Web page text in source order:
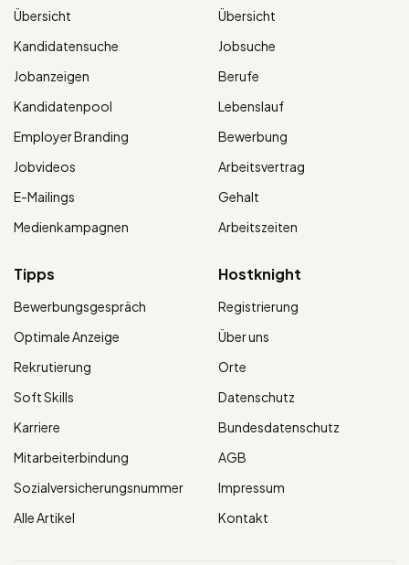
Übersicht
Kandidatensuche
Jobanzeigen
Kandidatenpool
Employer Branding
Jobvideos
E-Mailings
Medienkampagnen
Übersicht
Jobsuche
Berufe
Lebenslauf
Bewerbung
Arbeitsvertrag
Gehalt
Arbeitszeiten
Tipps
Bewerbungsgespräch
Optimale Anzeige
Rekrutierung
Soft Skills
Karriere
Mitarbeiterbindung
Sozialversicherungsnummer
Alle Artikel
Hostknight
Registrierung
Über uns
Orte
Datenschutz
Bundesdatenschutz
AGB
Impressum
Kontakt